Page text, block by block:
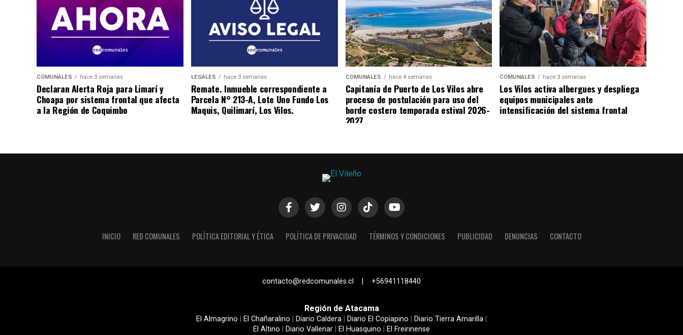
COMUNALES hace 3 semanas
Declaran Alerta Roja para Limarí y
Choapa por sistema frontal que afecta
a la Región de Coquimbo
LEGALES hace 3 semanas
Remate. Inmueble correspondiente a
Parcela N° 213-A, Lote Uno Fundo Los
Maquis, Quilimarí, Los Vilos.
COMUNALES hace 4 semanas
Capitanía de Puerto de Los Vilos abre
proceso de postulación para uso del
borde costero temporada estival 2026-
2027
COMUNALES hace 3 semanas
Los Vilos activa albergues y despliega
equipos municipales ante
intensificación del sistema frontal
INICIO RED COMUNALES POLÍTICA EDITORIAL Y ÉTICA POLÍTICA DE PRIVACIDAD TÉRMINOS Y CONDICIONES PUBLICIDAD DENUNCIAS CONTACTO
contacto@redcomunales.cl | +56941118440
Región de Atacama
El Almagrino El Chañaralino Diario Caldera Diario El Copiapino Diario Tierra Amarilla
El Altino
Diario Vallenar El Huasquino El Freirinense